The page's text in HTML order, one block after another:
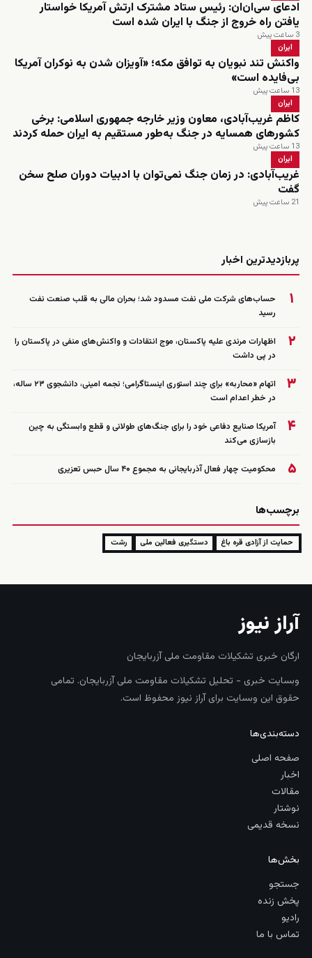
ادعای سی‌ان‌ان: رئیس ستاد مشترک ارتش آمریکا خواستار
یافتن راه خروج از جنگ با ایران شده است
3 ساعت پیش
ایران
واکنش تند نبویان به توافق مکه؛ «آویزان شدن به نوکران آمریکا
بی‌فایده است»
13 ساعت پیش
ایران
کاظم غریب‌آبادی، معاون وزیر خارجه جمهوری اسلامی: برخی
کشورهای همسایه در جنگ به‌طور مستقیم به ایران حمله کردند
13 ساعت پیش
ایران
غریب‌آبادی: در زمان جنگ نمی‌توان با ادبیات دوران صلح سخن
گفت
21 ساعت پیش
پربازدیدترین اخبار
۱
حساب‌های شرکت ملی نفت مسدود شد؛ بحران مالی به قلب صنعت نفت
رسید
۲
اظهارات مرندی علیه پاکستان، موج انتقادات و واکنش‌های منفی در پاکستان را
در پی داشت
۳
اتهام «محاربه» برای چند استوری اینستاگرامی؛ نجمه امینی، دانشجوی ۲۳ ساله،
در خطر اعدام است
۴
آمریکا صنایع دفاعی خود را برای جنگ‌های طولانی و قطع وابستگی به چین
بازسازی می‌کند
۵ محکومیت چهار فعال آذربایجانی به مجموع ۴۰ سال حبس تعزیری
برچسب‌ها
حمایت از آزادی قره باغ دستگیری فعالین ملی رشت
آراز نیوز
ارگان خبری تشکیلات مقاومت ملی آزربایجان
وبسایت خبری - تحلیل تشکیلات مقاومت ملی آزربایجان. تمامی
حقوق این وبسایت برای آراز نیوز محفوظ است.
دسته‌بندی‌ها
صفحه اصلی
اخبار
مقالات
نوشتار
نسخه قدیمی
بخش‌ها
جستجو
پخش زنده
رادیو
تماس با ما